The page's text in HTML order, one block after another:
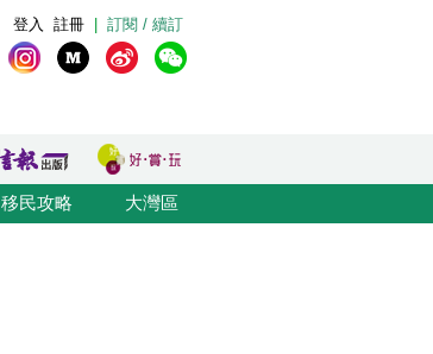
訂閱 / 續訂
註冊
登入
移民攻略 大灣區